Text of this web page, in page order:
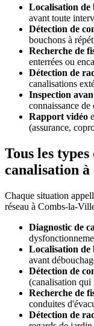
Localisation de
avant toute
Détection de
bouchons à
Recherche de
enterrées ou
Détection de
canalisations
Inspection
connaissance de
Rapport vidéo
(assurance,
Tous les
canalisation
Chaque situation
réseau à Combs-la-
Diagnostic de
Localisation de
avant
Détection de
(canalisation qui
Recherche de
conduites
Détection de